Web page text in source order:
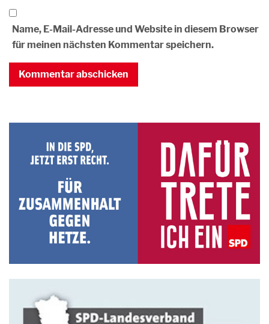
Name, E-Mail-Adresse und Website in diesem Browser
für meinen nächsten Kommentar speichern.